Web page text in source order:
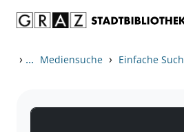
› ... Mediensuche › Einfache